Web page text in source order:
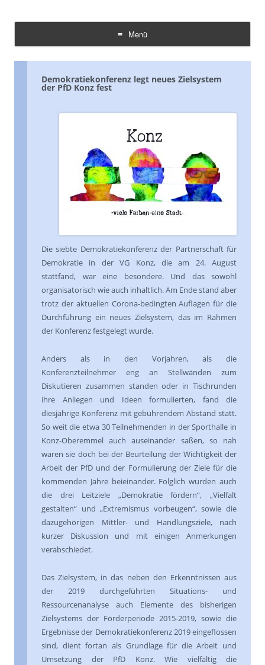
Menü
Zum
Inhalt
Demokratiekonferenz legt neues Zielsystem
der PfD Konz fest
Die siebte Demokratiekonferenz der Partnerschaft für
Demokratie in der VG Konz, die am 24. August
stattfand, war eine besondere. Und das sowohl
organisatorisch wie auch inhaltlich. Am Ende stand aber
trotz der aktuellen Corona-bedingten Auflagen für die
Durchführung ein neues Zielsystem, das im Rahmen
der Konferenz festgelegt wurde.
Anders als in den Vorjahren, als die
Konferenzteilnehmer eng an Stellwänden zum
Diskutieren zusammen standen oder in Tischrunden
ihre Anliegen und Ideen formulierten, fand die
diesjährige Konferenz mit gebührendem Abstand statt.
So weit die etwa 30 Teilnehmenden in der Sporthalle in
Konz-Oberemmel auch auseinander saßen, so nah
waren sie doch bei der Beurteilung der Wichtigkeit der
Arbeit der PfD und der Formulierung der Ziele für die
kommenden Jahre beieinander. Folglich wurden auch
die drei Leitziele „Demokratie fördern“, „Vielfalt
gestalten“ und „Extremismus vorbeugen“, sowie die
dazugehörigen Mittler- und Handlungsziele, nach
kurzer Diskussion und mit einigen Anmerkungen
verabschiedet.
Das Zielsystem, in das neben den Erkenntnissen aus
der 2019 durchgeführten Situations- und
Ressourcenanalyse auch Elemente des bisherigen
Zielsystems der Förderperiode 2015-2019, sowie die
Ergebnisse der Demokratiekonferenz 2019 eingeflossen
sind, dient fortan als Grundlage für die Arbeit und
Umsetzung der PfD Konz. Wie vielfältig die